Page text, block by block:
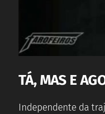
TÁ, MAS E
Independente da